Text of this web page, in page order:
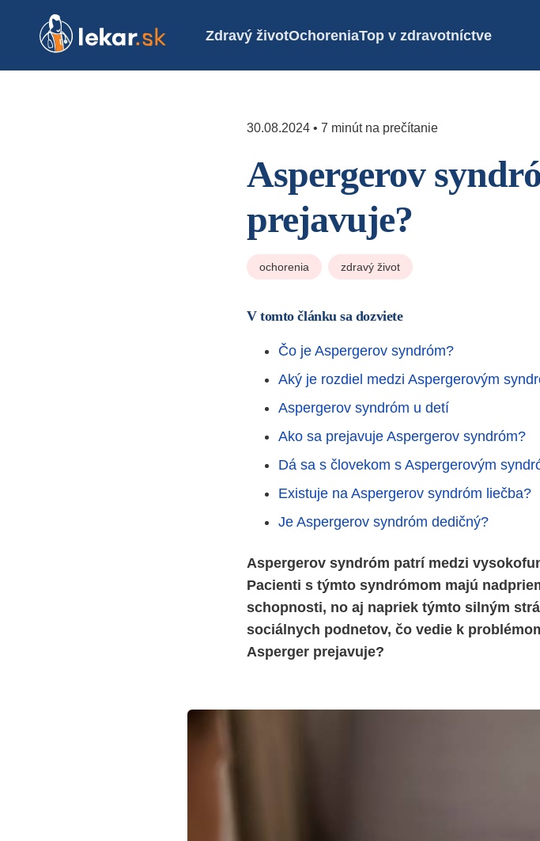
Zdravý životOchoreniaTop v zdravotníctve
30.08.2024 • 7 minút na prečítanie
Aspergerov
prejavuje?
ochorenia zdravý život
V tomto článku sa dozviete
Čo je Aspergerov syndróm?
Aký je rozdiel medzi Aspergerovým
Aspergerov syndróm u detí
Ako sa prejavuje Aspergerov syndróm?
Dá sa s človekom s Aspergerovým
Existuje na Aspergerov syndróm liečba?
Je Aspergerov syndróm dedičný?
Aspergerov syndróm patrí medzi
Pacienti s týmto syndrómom majú
schopnosti, no aj napriek týmto silným
sociálnych podnetov, čo vedie k
Asperger prejavuje?